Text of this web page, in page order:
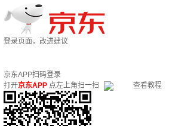
登录页面，改进建议
京东APP扫码登录
打开京东APP 点左上角扫一扫 查看教程